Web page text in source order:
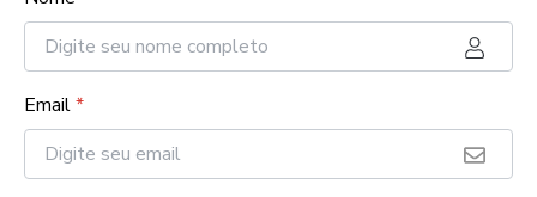
Email*